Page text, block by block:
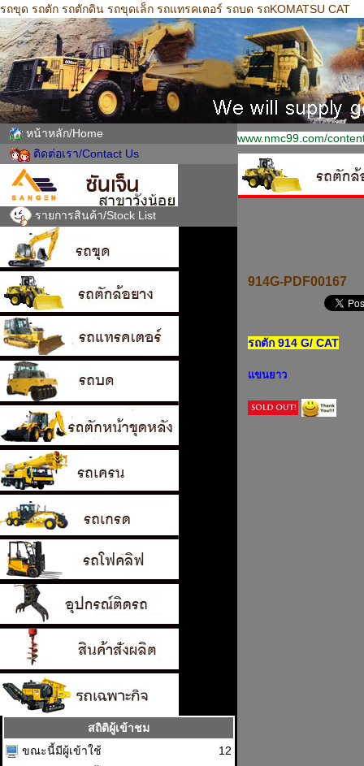
รถขุด รถตัก รถตักดิน รถขุดเล็ก รถแทรคเตอร์ รถบด รถKOMATSU CAT
หน้าหลัก/Home
ติดต่อเรา/Contact Us
รายการสินค้า/Stock List
สถิติผู้เข้าชม
ขณะนี้มีผู้เข้าใช้
12
www.nmc99.com/
914G-PDF00167
รถตัก 914 G/ CAT
แขนยาว